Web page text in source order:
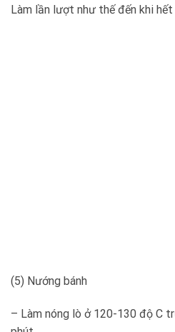
Làm lần lượt như thế đến khi
(5) Nướng bánh
– Làm nóng lò ở 120-130 độ C